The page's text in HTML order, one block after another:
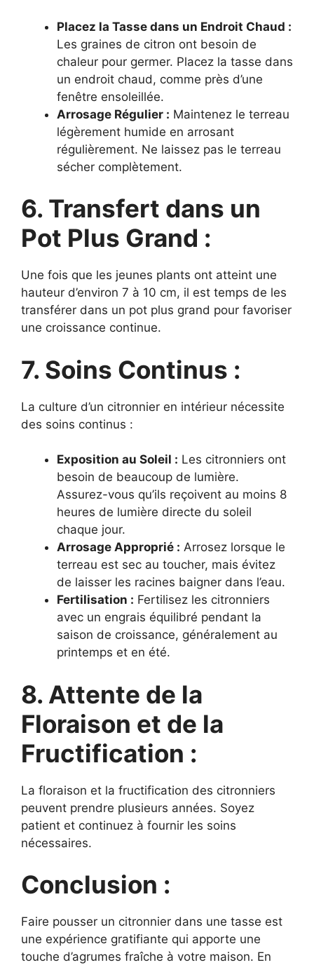
Placez la Tasse dans un Endroit Chaud :
Les graines de citron ont besoin de
chaleur pour germer. Placez la tasse dans
un endroit chaud, comme près d’une
fenêtre ensoleillée.
Arrosage Régulier : Maintenez le terreau
légèrement humide en arrosant
régulièrement. Ne laissez pas le terreau
sécher complètement.
6. Transfert dans un
Pot Plus Grand :
Une fois que les jeunes plants ont atteint une
hauteur d’environ 7 à 10 cm, il est temps de les
transférer dans un pot plus grand pour favoriser
une croissance continue.
7. Soins Continus :
La culture d’un citronnier en intérieur nécessite
des soins continus :
Exposition au Soleil : Les citronniers ont
besoin de beaucoup de lumière.
Assurez-vous qu’ils reçoivent au moins 8
heures de lumière directe du soleil
chaque jour.
Arrosage Approprié : Arrosez lorsque le
terreau est sec au toucher, mais évitez
de laisser les racines baigner dans l’eau.
Fertilisation : Fertilisez les citronniers
avec un engrais équilibré pendant la
saison de croissance, généralement au
printemps et en été.
8. Attente de la
Floraison et de la
Fructification :
La floraison et la fructification des citronniers
peuvent prendre plusieurs années. Soyez
patient et continuez à fournir les soins
nécessaires.
Conclusion :
Faire pousser un citronnier dans une tasse est
une expérience gratifiante qui apporte une
touche d’agrumes fraîche à votre maison. En